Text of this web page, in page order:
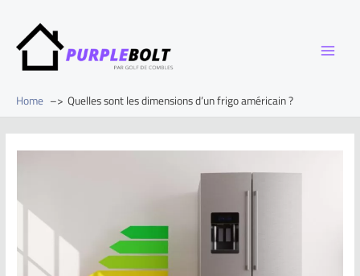
Home Quelles sont les dimensions d’un frigo américain ?